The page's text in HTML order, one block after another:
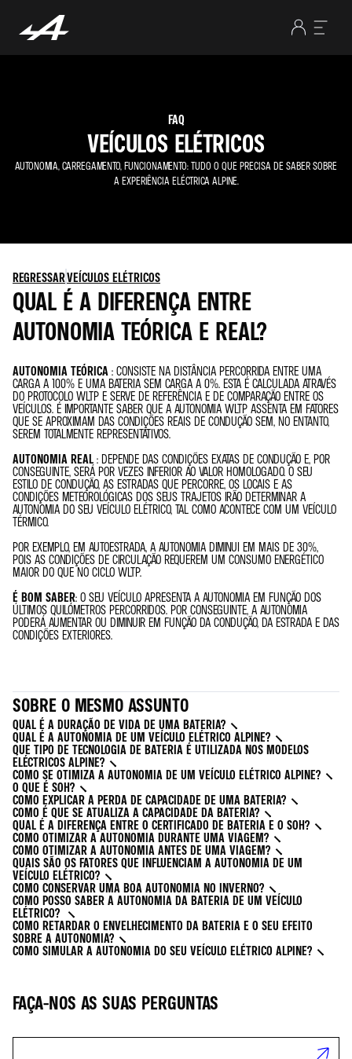
FAQ
VEÍCULOS ELÉTRICOS
AUTONOMIA, CARREGAMENTO, FUNCIONAMENTO: TUDO O QUE PRECISA DE SABER SOBRE
A EXPERIÊNCIA ELÉCTRICA ALPINE.
REGRESSARVEÍCULOS ELÉTRICOS
QUAL É A DIFERENÇA ENTRE
AUTONOMIA TEÓRICA E REAL?
AUTONOMIA TEÓRICA : CONSISTE NA DISTÂNCIA PERCORRIDA ENTRE UMA
CARGA A 100% E UMA BATERIA SEM CARGA A 0%. ESTA É CALCULADA ATRAVÉS
DO PROTOCOLO WLTP E SERVE DE REFERÊNCIA E DE COMPARAÇÃO ENTRE OS
VEÍCULOS. É IMPORTANTE SABER QUE A AUTONOMIA WLTP ASSENTA EM FATORES
QUE SE APROXIMAM DAS CONDIÇÕES REAIS DE CONDUÇÃO SEM, NO ENTANTO,
SEREM TOTALMENTE REPRESENTATIVOS.
AUTONOMIA REAL : DEPENDE DAS CONDIÇÕES EXATAS DE CONDUÇÃO E, POR
CONSEGUINTE, SERÁ POR VEZES INFERIOR AO VALOR HOMOLOGADO. O SEU
ESTILO DE CONDUÇÃO, AS ESTRADAS QUE PERCORRE, OS LOCAIS E AS
CONDIÇÕES METEOROLÓGICAS DOS SEUS TRAJETOS IRÃO DETERMINAR A
AUTONOMIA DO SEU VEÍCULO ELÉTRICO, TAL COMO ACONTECE COM UM VEÍCULO
TÉRMICO.
POR EXEMPLO, EM AUTOESTRADA, A AUTONOMIA DIMINUI EM MAIS DE 30%,
POIS AS CONDIÇÕES DE CIRCULAÇÃO REQUEREM UM CONSUMO ENERGÉTICO
MAIOR DO QUE NO CICLO WLTP.
É BOM SABER: O SEU VEÍCULO APRESENTA A AUTONOMIA EM FUNÇÃO DOS
ÚLTIMOS QUILÓMETROS PERCORRIDOS. POR CONSEGUINTE, A AUTONOMIA
PODERÁ AUMENTAR OU DIMINUIR EM FUNÇÃO DA CONDUÇÃO, DA ESTRADA E DAS
CONDIÇÕES EXTERIORES.
SOBRE O MESMO ASSUNTO
QUAL É A DURAÇÃO DE VIDA DE UMA BATERIA?
QUAL É A AUTONOMIA DE UM VEÍCULO ELÉTRICO ALPINE?
QUE TIPO DE TECNOLOGIA DE BATERIA É UTILIZADA NOS MODELOS
ELÉCTRICOS ALPINE?
COMO SE OTIMIZA A AUTONOMIA DE UM VEÍCULO ELÉTRICO ALPINE?
O QUE É SOH?
COMO EXPLICAR A PERDA DE CAPACIDADE DE UMA BATERIA?
COMO É QUE SE ATUALIZA A CAPACIDADE DA BATERIA?
QUAL É A DIFERENÇA ENTRE O CERTIFICADO DE BATERIA E O SOH?
COMO OTIMIZAR A AUTONOMIA DURANTE UMA VIAGEM?
COMO OTIMIZAR A AUTONOMIA ANTES DE UMA VIAGEM?
QUAIS SÃO OS FATORES QUE INFLUENCIAM A AUTONOMIA DE UM
VEÍCULO ELÉTRICO?
COMO CONSERVAR UMA BOA AUTONOMIA NO INVERNO?
COMO POSSO SABER A AUTONOMIA DA BATERIA DE UM VEÍCULO
ELÉTRICO?
COMO RETARDAR O ENVELHECIMENTO DA BATERIA E O SEU EFEITO
SOBRE A AUTONOMIA?
COMO SIMULAR A AUTONOMIA DO SEU VEÍCULO ELÉTRICO ALPINE?
FAÇA-NOS AS SUAS PERGUNTAS